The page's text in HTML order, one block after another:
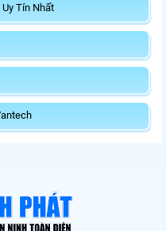
Tín Nhất